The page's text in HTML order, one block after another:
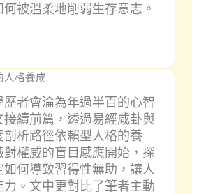
何被溫柔地削弱生存意志。
人格養成
者會淪為年過半百的心智
接續前篇，透過易經咸卦與
剖析路徑依賴型人格的養
對權威的盲目感應開始，探
如何導致習得性無助，讓人
力。文中更對比了筆者主動